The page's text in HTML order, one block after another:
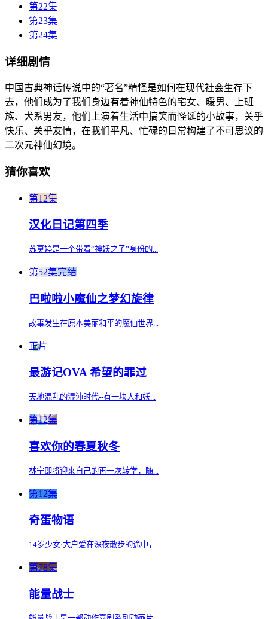
第22集
第23集
第24集
详细剧情
中国古典神话传说中的“著名”精怪是如何在现代社会生存下
去，他们成为了我们身边有着神仙特色的宅女、暖男、上班
族、犬系男友，他们上演着生活中搞笑而怪诞的小故事，关乎
快乐、关乎友情，在我们平凡、忙碌的日常构建了不可思议的
二次元神仙幻境。
猜你喜欢
第12集
汉化日记第四季
苏莫婷是一个带着“神妖之子”身份的...
第52集完结
巴啦啦小魔仙之梦幻旋律
故事发生在原本美丽和平的魔仙世界...
正片
最游记OVA 希望的罪过
天地混乱的混沌时代--有一块人和妖...
第12集
喜欢你的春夏秋冬
林宁即将迎来自己的再一次转学，随...
第12集
奇蛋物语
14岁少女·大户爱在深夜散步的途中，...
第78集
能量战士